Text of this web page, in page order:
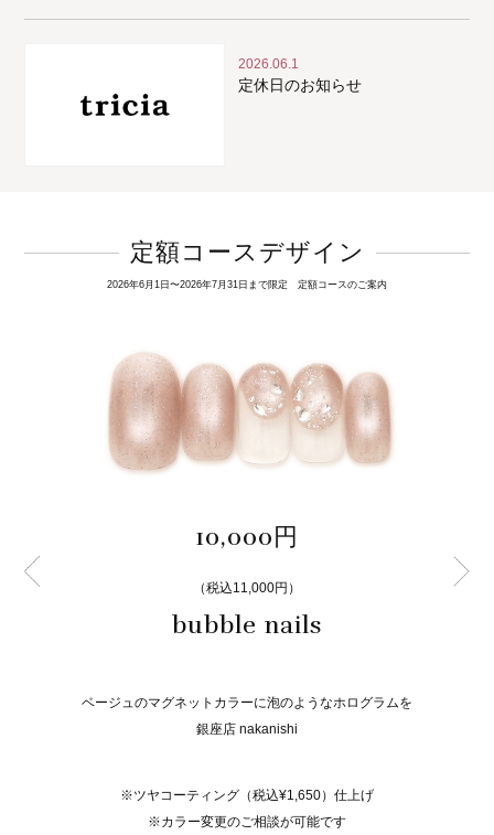
2026.06.1
定休日のお知らせ
定額コースデザイン
2026年6月1日〜2026年7月31日まで限定 定額コースのご案内
10,000円
（税込11,000円）
bubble nails
ベージュのマグネットカラーに泡のようなホログラムを
銀座店 nakanishi
※ツヤコーティング（税込¥1,650）仕上げ
※カラー変更のご相談が可能です